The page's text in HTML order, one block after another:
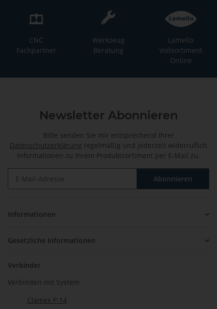
CNC
Fachpartner
Werkzeug
Beratung
Lamello
Vollsortiment
Online
Newsletter Abonnieren
Bitte senden Sie mir entsprechend Ihrer
Datenschutzerklärung regelmäßig und jederzeit widerruflich
Informationen zu Ihrem Produktsortiment per E-Mail zu.
Abonnieren
Informationen
Gesetzliche Informationen
Verbinder
Verbinden mit System
Clamex P-14